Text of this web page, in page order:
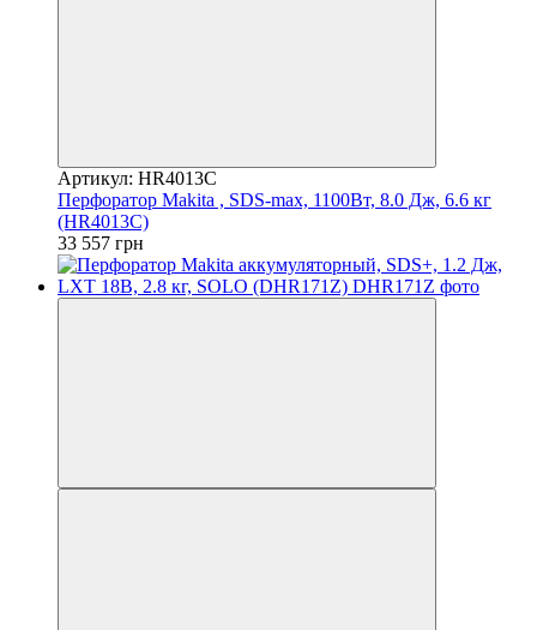
Артикул: HR4013C
Перфоратор Makita , SDS-max, 1100Вт, 8.0 Дж, 6.6 кг
(HR4013C)
33 557 грн